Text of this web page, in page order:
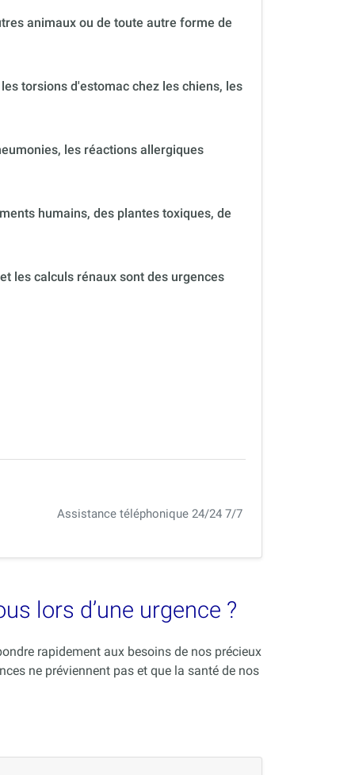
animaux ou de toute autre forme de
torsions d'estomac chez les chiens, les
les réactions allergiques
humains, des plantes toxiques, de
les calculs rénaux sont des urgences
Assistance téléphonique 24/24 7/7
lors d’une urgence ?
rapidement aux besoins de nos précieux
ne préviennent pas et que la santé de nos